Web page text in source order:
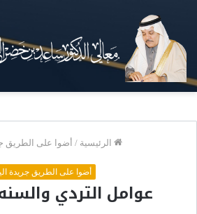
الرئيسية / أضوا على الطريق
أضوا على الطريق جريدة
عوامل التردي